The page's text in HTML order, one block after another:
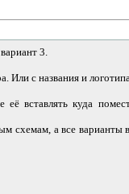
3.
Или с названия и
вставлять куда
схемам, а все варианты